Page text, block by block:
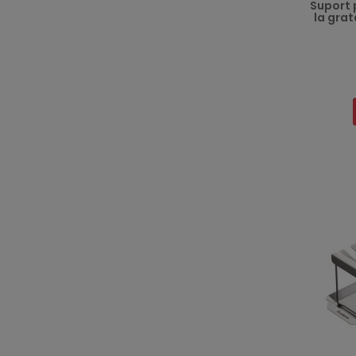
Suport
la